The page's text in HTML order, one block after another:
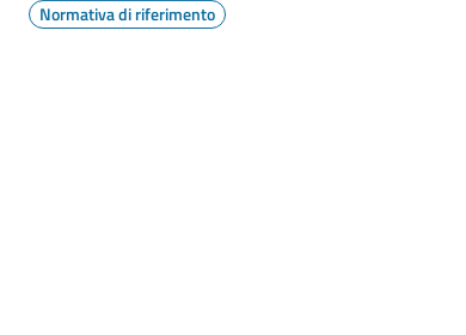
Normativa di riferimento